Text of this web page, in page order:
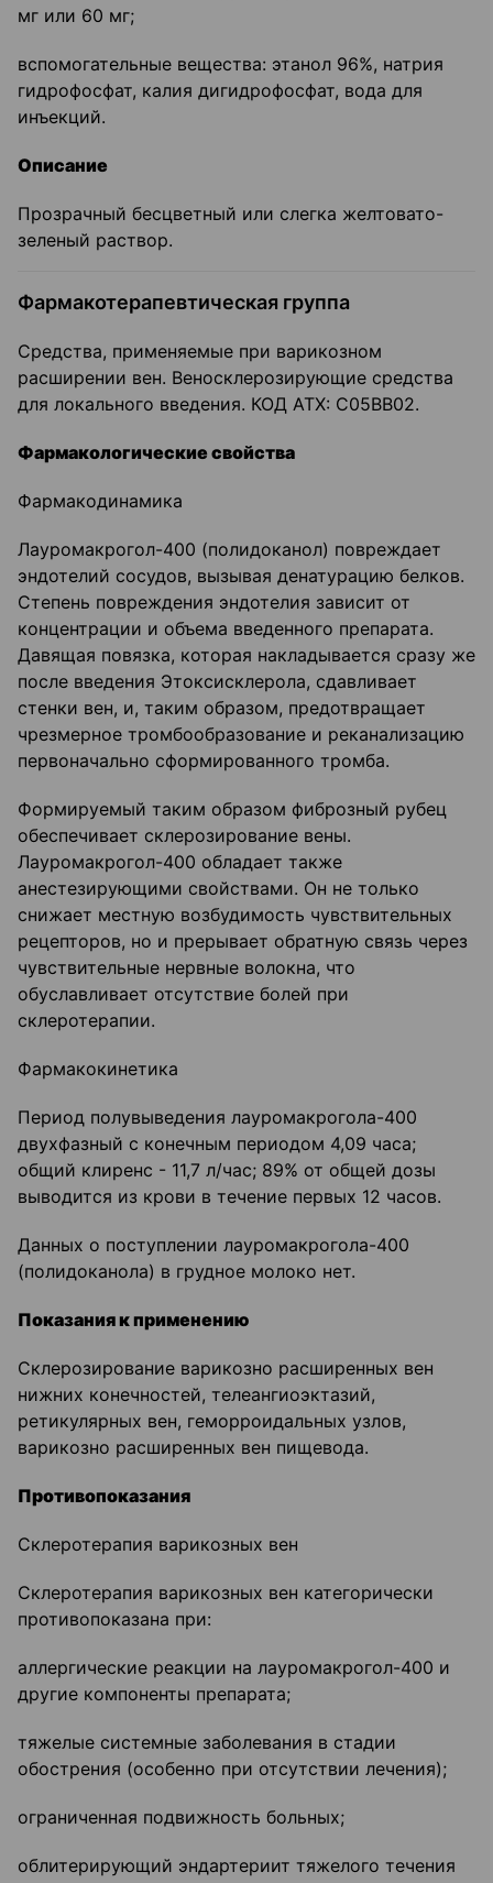
мг или 60 мг;
вспомогательные вещества: этанол 96%, натрия
гидрофосфат, калия дигидрофосфат, вода для
инъекций.
Описание
Прозрачный бесцветный или слегка желтовато-
зеленый раствор.
Фармакотерапевтическая группа
Средства, применяемые при варикозном
расширении вен. Веносклерозирующие средства
для локального введения. КОД АТХ: С05ВВ02.
Фармакологические свойства
Фармакодинамика
Лауромакрогол-400 (полидоканол) повреждает
эндотелий сосудов, вызывая денатурацию белков.
Степень повреждения эндотелия зависит от
концентрации и объема введенного препарата.
Давящая повязка, которая накладывается сразу же
после введения Этоксисклерола, сдавливает
стенки вен, и, таким образом, предотвращает
чрезмерное тромбообразование и реканализацию
первоначально сформированного тромба.
Формируемый таким образом фиброзный рубец
обеспечивает склерозирование вены.
Лауромакрогол-400 обладает также
анестезирующими свойствами. Он не только
снижает местную возбудимость чувствительных
рецепторов, но и прерывает обратную связь через
чувствительные нервные волокна, что
обуславливает отсутствие болей при
склеротерапии.
Фармакокинетика
Период полувыведения лауромакрогола-400
двухфазный с конечным периодом 4,09 часа;
общий клиренс - 11,7 л/час; 89% от общей дозы
выводится из крови в течение первых 12 часов.
Данных о поступлении лауромакрогола-400
(полидоканола) в грудное молоко нет.
Показания к применению
Склерозирование варикозно расширенных вен
нижних конечностей, телеангиоэктазий,
ретикулярных вен, геморроидальных узлов,
варикозно расширенных вен пищевода.
Противопоказания
Склеротерапия варикозных вен
Склеротерапия варикозных вен категорически
противопоказана при:
аллергические реакции на лауромакрогол-400 и
другие компоненты препарата;
тяжелые системные заболевания в стадии
обострения (особенно при отсутствии лечения);
ограниченная подвижность больных;
облитерирующий эндартериит тяжелого течения